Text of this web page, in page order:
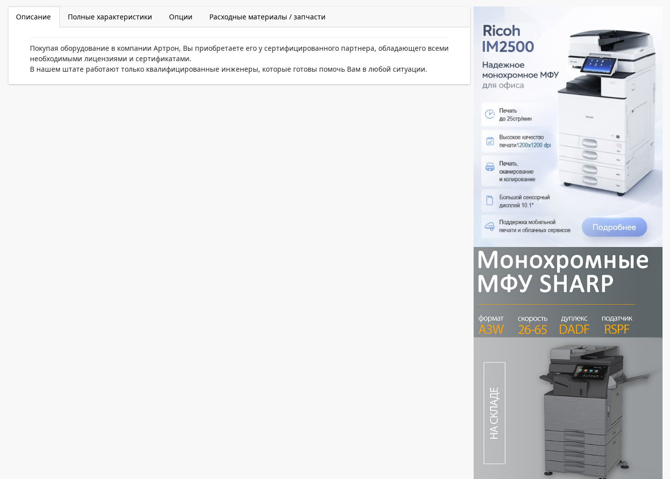
Описание Полные характеристики Опции Расходные материалы / запчасти
Покупая оборудование в компании Артрон, Вы приобретаете его у сертифицированного партнера, обладающего всеми
необходимыми лицензиями и сертификатами.
В нашем штате работают только квалифицированные инженеры, которые готовы помочь Вам в любой ситуации.